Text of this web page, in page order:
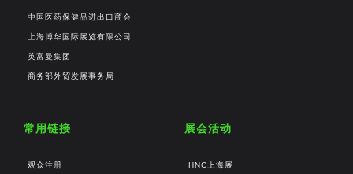
中国医药保健品进出口商会
上海博华国际展览有限公司
英富曼集团
商务部外贸发展事务局
常用链接
观众注册
展会活动
HNC上海展